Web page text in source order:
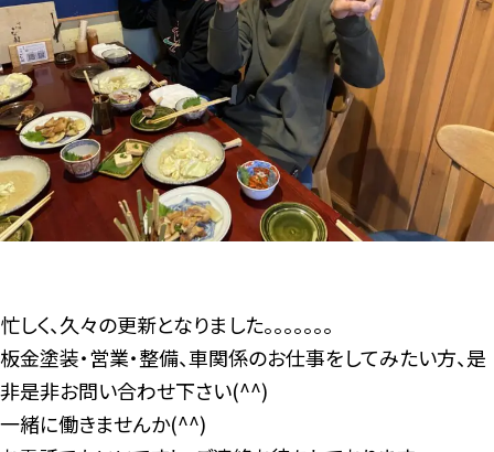
忙しく、久々の更新となりました。。。。。。。
板金塗装・営業・整備、車関係のお仕事をしてみたい方、是
非是非お問い合わせ下さい(^^)
一緒に働きませんか(^^)